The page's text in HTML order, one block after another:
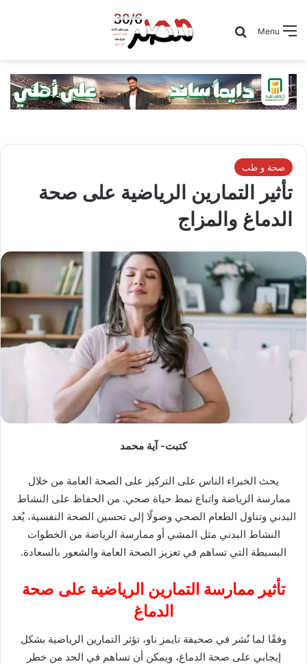
Menu
Search for
صحة و طب
تأثير التمارين الرياضية على صحة
الدماغ والمزاج
كتبت- آية محمد
يحث الخبراء الناس على التركيز على الصحة العامة من خلال
ممارسة الرياضة واتباع نمط حياة صحي. من الحفاظ على النشاط
البدني وتناول الطعام الصحي وصولًا إلى تحسين الصحة النفسية، يُعد
النشاط البدني مثل المشي أو ممارسة الرياضة من الخطوات
البسيطة التي تساهم في تعزيز الصحة العامة والشعور بالسعادة.
تأثير ممارسة التمارين الرياضية على صحة
الدماغ
وفقًا لما نُشر في صحيفة تايمز ناو، تؤثر التمارين الرياضية بشكل
إيجابي على صحة الدماغ، ويمكن أن تساهم في الحد من خطر